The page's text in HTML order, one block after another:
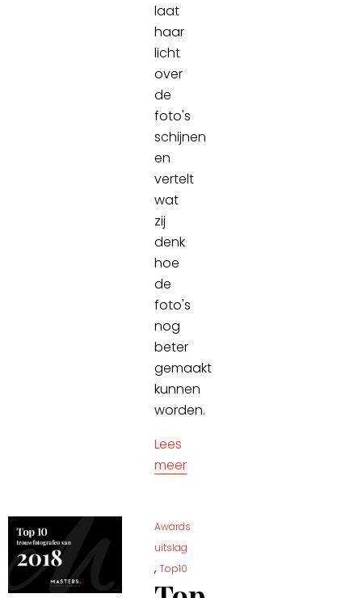
laat
haar
licht
over
de
foto's
schijnen
en
vertelt
wat
zij
denk
hoe
de
foto's
nog
beter
gemaakt
kunnen
worden.
Lees
meer
Awards
uitslag
,Top10